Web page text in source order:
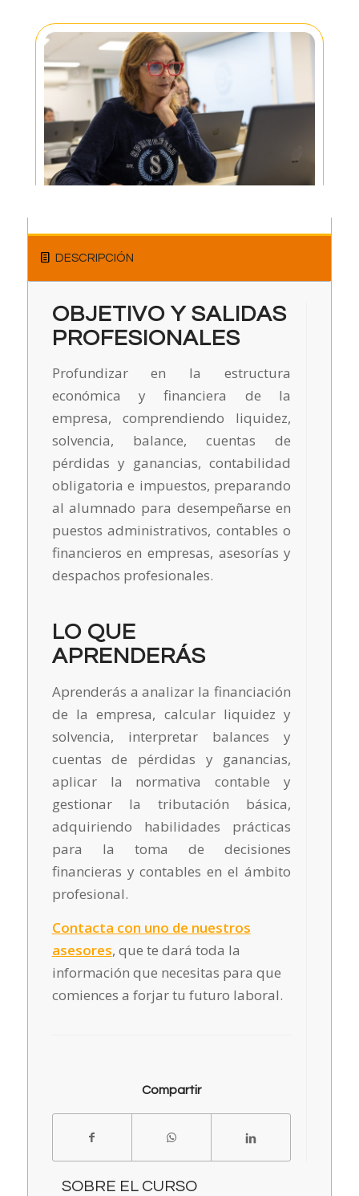
DESCRIPCIÓN
OBJETIVO Y SALIDAS
PROFESIONALES
Profundizar en la estructura
económica y financiera de la
empresa, comprendiendo liquidez,
solvencia, balance, cuentas de
pérdidas y ganancias, contabilidad
obligatoria e impuestos, preparando
al alumnado para desempeñarse en
puestos administrativos, contables o
financieros en empresas, asesorías y
despachos profesionales.
LO QUE
APRENDERÁS
Aprenderás a analizar la financiación
de la empresa, calcular liquidez y
solvencia, interpretar balances y
cuentas de pérdidas y ganancias,
aplicar la normativa contable y
gestionar la tributación básica,
adquiriendo habilidades prácticas
para la toma de decisiones
financieras y contables en el ámbito
profesional.
Contacta con uno de nuestros
asesores, que te dará toda la
información que necesitas para que
comiences a forjar tu futuro laboral.
Compartir
SOBRE EL CURSO